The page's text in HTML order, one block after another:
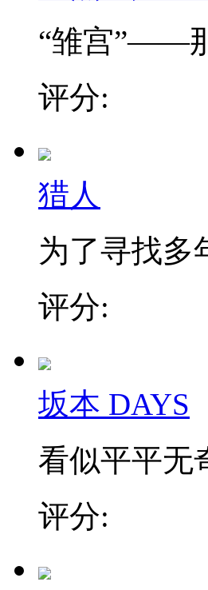
“雏宫”——
评分:
猎人
为了寻找多
评分:
坂本 DAYS
看似平平无
评分: